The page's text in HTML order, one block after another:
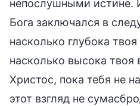
непослушными истине.
Бога заключался в
насколько глубока
насколько высока твоя
Христос, пока тебя не
этот взгляд не